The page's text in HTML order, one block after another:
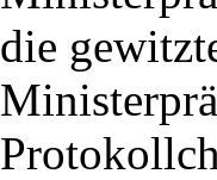
die